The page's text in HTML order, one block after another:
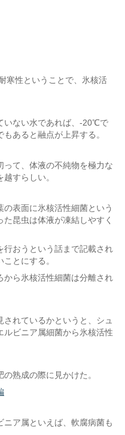
寒性ということで、氷核活
いない水であれば、-20℃で
あると融点が上昇する。
って、体液の不純物を極力な
すらしい。
表面に氷核活性細菌という
昆虫は体液が凍結しやすく
おうという話まで記載され
とにする。
ら氷核活性細菌は分離され
れているかというと、シュ
ルビニア属細菌から氷核活性
熟成の際に見かけた。
ア属といえば、軟腐病菌も